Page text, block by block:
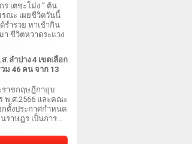
ร เตชะโม่ง ” ต้น
ณะ เผยชีวิตวันนี้
ร่ำรวย หาเช้ากิน
ชีวิตหวาดระแวง
.ลำปาง 4 เขตเลือก
ม 46 คน จาก 13
ชกฤษฎีกายุบ
พ.ศ.2566 และคณะ
กตั้งประกาศกำหนด
ราษฎร เป็นการ...